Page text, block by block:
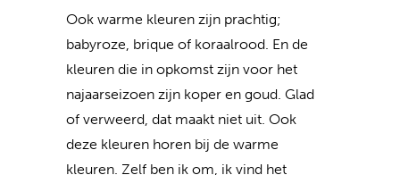
Ook warme kleuren zijn prachtig;
babyroze, brique of koraalrood. En de
kleuren die in opkomst zijn voor het
najaarseizoen zijn koper en goud. Glad
of verweerd, dat maakt niet uit. Ook
deze kleuren horen bij de warme
kleuren. Zelf ben ik om, ik vind het